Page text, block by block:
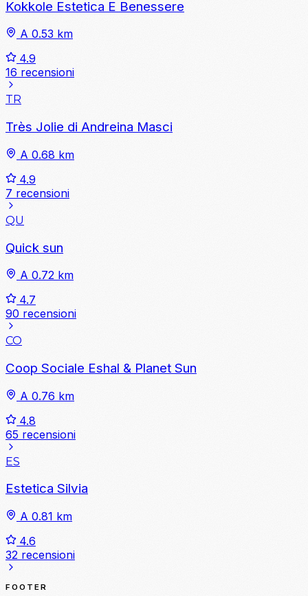
Kokkole Estetica E Benessere
A 0.53 km
4.9
16 recensioni
TR
Très Jolie di Andreina Masci
A 0.68 km
4.9
7 recensioni
QU
Quick sun
A 0.72 km
4.7
90 recensioni
CO
Coop Sociale Eshal & Planet Sun
A 0.76 km
4.8
65 recensioni
ES
Estetica Silvia
A 0.81 km
4.6
32 recensioni
FOOTER